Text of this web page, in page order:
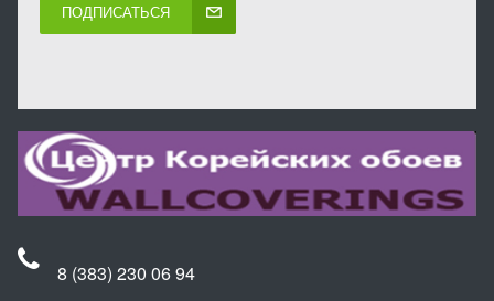
ПОДПИСАТЬСЯ
8 (383) 230 06 94